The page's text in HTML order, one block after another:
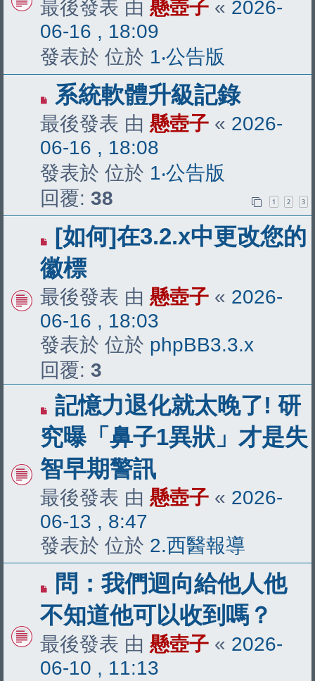
章
最後發表 由 懸壺子 « 2026-
06-16 , 18:09
發表於 位於 1‧公告版
有
新
文
章
系統軟體升級記錄
最後發表 由 懸壺子 « 2026-
06-16 , 18:08
發表於 位於 1‧公告版
回覆: 38 1 2 3
有
新
文
章
[如何]在3.2.x中更改您的
徽標
最後發表 由 懸壺子 « 2026-
06-16 , 18:03
發表於 位於 phpBB3.3.x
回覆: 3
有
新
文
章
記憶力退化就太晚了! 研
究曝「鼻子1異狀」才是失
智早期警訊
最後發表 由 懸壺子 « 2026-
06-13 , 8:47
發表於 位於 2.西醫報導
有
新
文
章
問：我們迴向給他人他
不知道他可以收到嗎？
最後發表 由 懸壺子 « 2026-
06-10 , 11:13